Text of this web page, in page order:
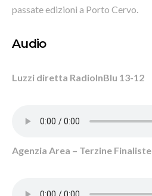
passate edizioni a Porto Cervo.
Audio
Luzzi diretta RadioInBlu 13-12
Agenzia Area – Terzine Finaliste